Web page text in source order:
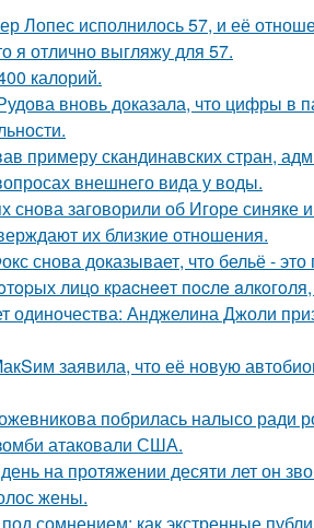
Лопес исполнилось 57, и её
я отлично выгляжу для 57.
калорий.
вновь доказала, что цифры в
примеру скандинавских стран,
внешнего вида у воды.
снова заговорили об Игоре синяке
их близкие отношения.
снова доказывает, что бельё -
лицo кpacнeeт пocлe
одиночества: Анджелина Джоли
заявила, что её новую
побрилась налысо ради
атаковали США.
на протяжении десяти лет он
жены.